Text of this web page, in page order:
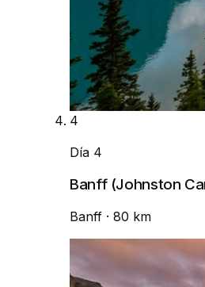
4
Día 4
Banff (Johnston
Banff · 80 km